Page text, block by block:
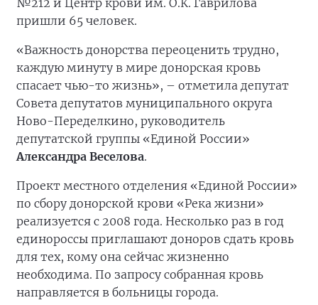
№212 и Центр крови им. О.К. Гаврилова
пришли 65 человек.
«Важность донорства переоценить трудно,
каждую минуту в мире донорская кровь
спасает чью-то жизнь», – отметила депутат
Совета депутатов муниципального округа
Ново-Переделкино, руководитель
депутатской группы «Единой России»
Александра Веселова.
Проект местного отделения «Единой России»
по сбору донорской крови «Река жизни»
реализуется с 2008 года. Несколько раз в год
единороссы приглашают доноров сдать кровь
для тех, кому она сейчас жизненно
необходима. По запросу собранная кровь
направляется в больницы города.